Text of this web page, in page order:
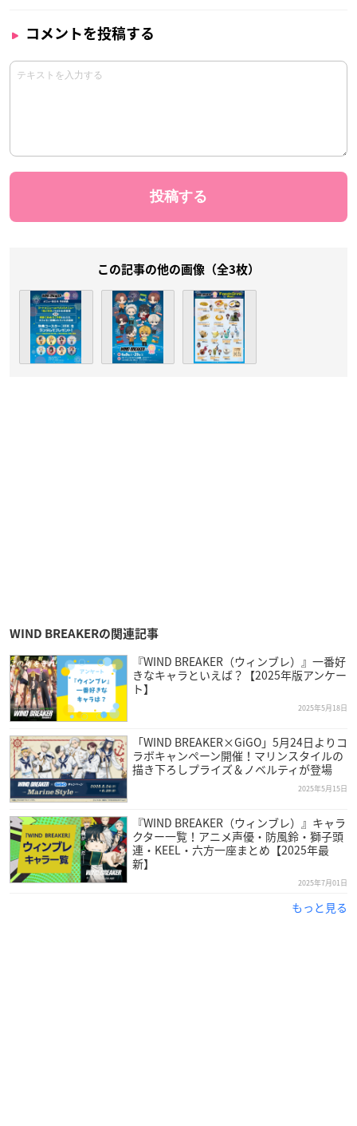
コメントを投稿する
この記事の他の画像（全3枚）
WIND BREAKERの関連記事
『WIND BREAKER（ウィンブレ）』一番好
きなキャラといえば？【2025年版アンケー
ト】
2025年5月18日
「WIND BREAKER×GiGO」5月24日よりコ
ラボキャンペーン開催！マリンスタイルの
描き下ろしプライズ＆ノベルティが登場
2025年5月15日
『WIND BREAKER（ウィンブレ）』キャラ
クター一覧！アニメ声優・防風鈴・獅子頭
連・KEEL・六方一座まとめ【2025年最
新】
2025年7月01日
もっと見る